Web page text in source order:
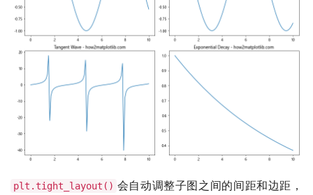
plt.tight_layout() 会自动调整子图之间的间距和边距，